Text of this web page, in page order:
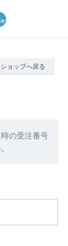
ショップへ戻る
の受注番号